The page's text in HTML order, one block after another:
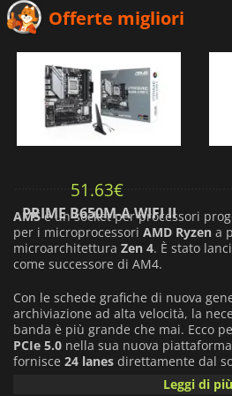
Offerte migliori
51.63€
PRIME B650M-A WIFI II
AM5è un socket per processori
per i microprocessori AMD Ryzen a
microarchitettura Zen 4. È stato
come successore di AM4.
Con le schede grafiche di nuova
archiviazione ad alta velocità, la
banda è più grande che mai. Ecco
PCIe 5.0 nella sua nuova
fornisce 24 lanes direttamente dal
più alto numero di corsieLeggi di più